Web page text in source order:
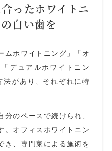
ったホワイトニ
白い歯を
ムホワイトニング」「オ
デュアルホワイトニン
法があり、それぞれに特
分のペースで続けられ、
。オフィスホワイトニン
き、専門家による施術を